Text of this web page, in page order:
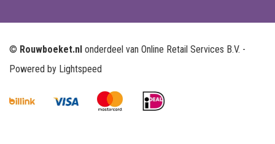
© Rouwboeket.nl onderdeel van Online Retail Services B.V. -
Powered by Lightspeed